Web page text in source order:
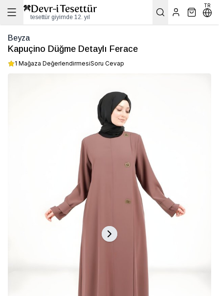
tesettür giyimde 12. yıl
TR
Beyza
Kapuçino Düğme Detaylı Ferace
1 Mağaza DeğerlendirmesiSoru Cevap